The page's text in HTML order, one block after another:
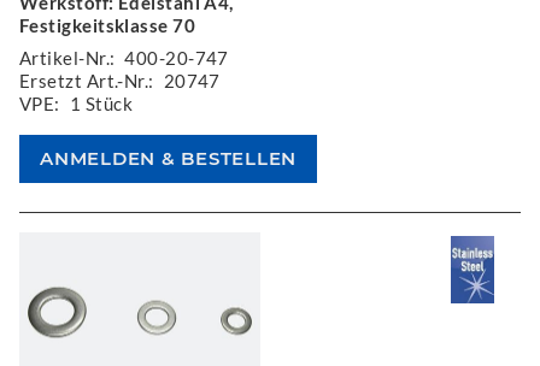
Festigkeitsklasse 70
Artikel-Nr.: 400-20-747
Ersetzt Art.-Nr.:
20747
VPE:
1 Stück